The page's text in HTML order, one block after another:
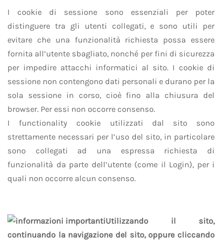
I cookie di sessione sono essenziali per poter
distinguere tra gli utenti collegati, e sono utili per
evitare che una funzionalità richiesta possa essere
fornita all’utente sbagliato, nonché per fini di sicurezza
per impedire attacchi informatici al sito. I cookie di
sessione non contengono dati personali e durano per la
sola sessione in corso, cioè fino alla chiusura del
browser. Per essi non occorre consenso.
I functionality cookie utilizzati dal sito sono
strettamente necessari per l’uso del sito, in particolare
sono collegati ad una espressa richiesta di
funzionalità da parte dell’utente (come il Login), per i
quali non occorre alcun consenso.
Utilizzando il sito,
continuando la navigazione del sito, oppure cliccando